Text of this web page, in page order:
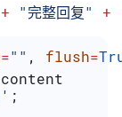
+ "完整回复" +
="" , flush=
;